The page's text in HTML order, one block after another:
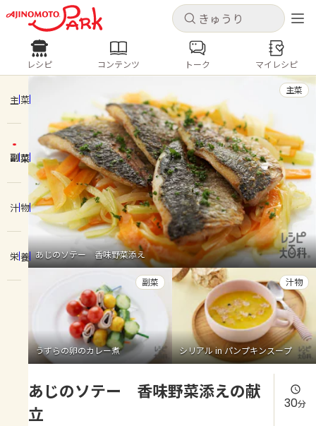
キャンセル
ログインするとレシピを保存できます
ログイン 新規登録
ホーム
コンテンツ
レシピ
トーク
よくあるお問い合わせ
お買い物
AJINOMOTO PARK とは
キャンセル
レシピ コンテンツ
人気の食材・レシピ
きゅうり なす トマト
とうもろこし
ピーマン
みょうが ゴーヤ
レシピ コンテンツ トーク マイレシピ
主菜
副菜
汁物
栄養 あじのソテー 香味野菜添え
主菜
うずらの卵のカレー煮
副菜
シリアル in パンプキンスープ
汁物
あじのソテー 香味野菜添えの献
立
30分